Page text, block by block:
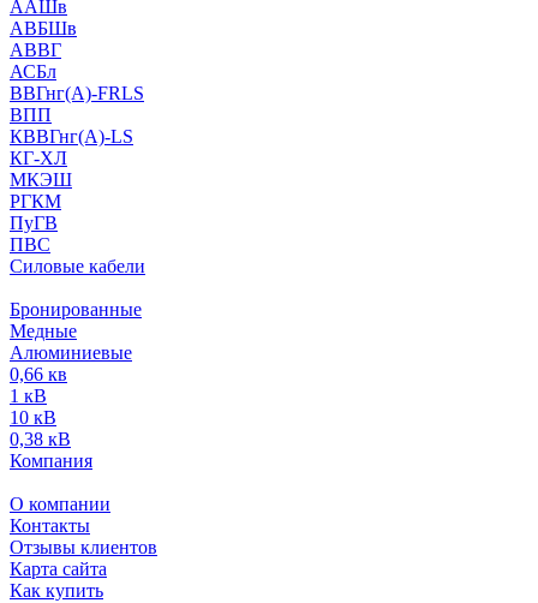
ААШв
АВБШв
АВВГ
АСБл
ВВГнг(А)-FRLS
ВПП
КВВГнг(А)-LS
КГ-ХЛ
МКЭШ
РГКМ
ПуГВ
ПВС
Силовые кабели
Бронированные
Медные
Алюминиевые
0,66 кв
1 кВ
10 кВ
0,38 кВ
Компания
О компании
Контакты
Отзывы клиентов
Карта сайта
Как купить